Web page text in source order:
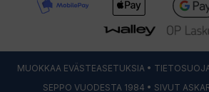
MUOKKAA EVÄSTEASETUKSIA •
SEPPO VUODESTA 1984 • SIVUT